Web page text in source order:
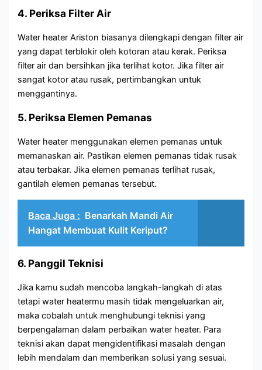
4. Periksa Filter Air
Water heater Ariston biasanya dilengkapi dengan filter air
yang dapat terblokir oleh kotoran atau kerak. Periksa
filter air dan bersihkan jika terlihat kotor. Jika filter air
sangat kotor atau rusak, pertimbangkan untuk
menggantinya.
5. Periksa Elemen Pemanas
Water heater menggunakan elemen pemanas untuk
memanaskan air. Pastikan elemen pemanas tidak rusak
atau terbakar. Jika elemen pemanas terlihat rusak,
gantilah elemen pemanas tersebut.
Baca Juga : Benarkah Mandi Air
Hangat Membuat Kulit Keriput?
6. Panggil Teknisi
Jika kamu sudah mencoba langkah-langkah di atas
tetapi water heatermu masih tidak mengeluarkan air,
maka cobalah untuk menghubungi teknisi yang
berpengalaman dalam perbaikan water heater. Para
teknisi akan dapat mengidentifikasi masalah dengan
lebih mendalam dan memberikan solusi yang sesuai.